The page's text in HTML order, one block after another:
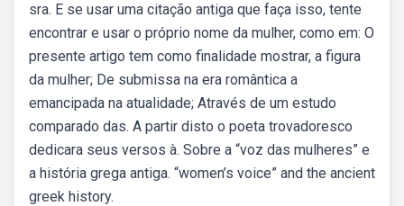
sra. E se usar uma citação antiga que faça isso, tente
encontrar e usar o próprio nome da mulher, como em: O
presente artigo tem como finalidade mostrar, a figura
da mulher; De submissa na era romântica a
emancipada na atualidade; Através de um estudo
comparado das. A partir disto o poeta trovadoresco
dedicara seus versos à. Sobre a “voz das mulheres” e
a história grega antiga. “women’s voice” and the ancient
greek history.